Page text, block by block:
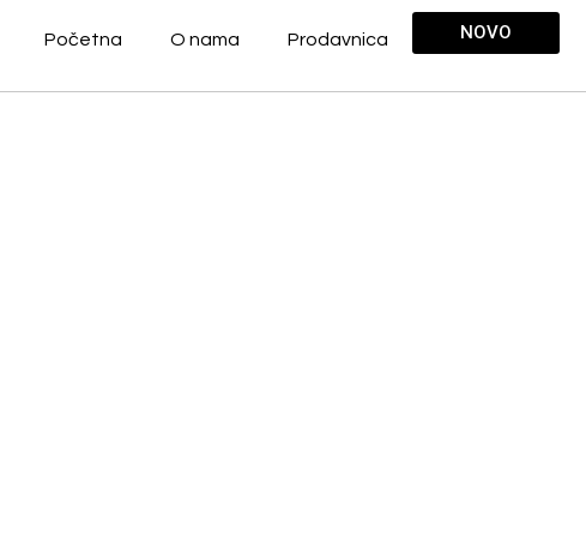
Početna O nama Prodavnica NOVO